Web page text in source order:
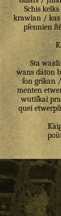
Schis kelks
krawian/kas
pſennien
Sta
wans dāton
ſon grīkan
menten
wutiſkai
quei